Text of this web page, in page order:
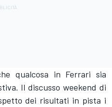
qualcosa in Ferrari sia
Il discusso weekend di
dei risultati in pista i